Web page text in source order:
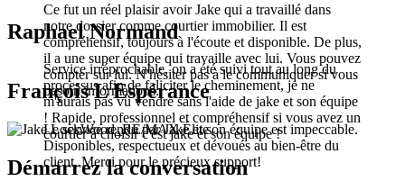
Ce fut un réel plaisir avoir Jake qui a travaillé dans
notre dossier comme courtier immobilier. Il est
compréhensif, toujours à l'écoute et disponible. De plus,
il a une super équipe qui travaille avec lui. Vous pouvez
compter sur lui. N'hésiter pas à le communiquer si vous
besoin informations.
Raphael Normand
Service irréprochable, on a été suivi tout au long du
processus afin de faliciter le cheminement, je ne
m'aurais pas vu vendre sans l'aide de jake et son équipe
! Rapide, professionnel et compréhensif si vous avez un
courtier à choisir c'est jake et son équipe !
François L Espérance
Le service rendu par Jake et son équipe est impeccable.
Disponibles, respectueux et dévoués au bien-être du
client. Merci pour le précieux support!
Démarrez la conversation